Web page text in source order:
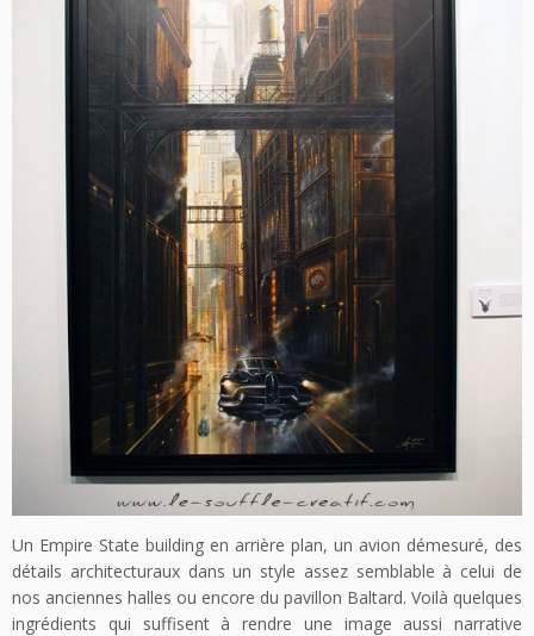
Un Empire State building en arrière plan, un avion démesuré, des
détails architecturaux dans un style assez semblable à celui de
nos anciennes halles ou encore du pavillon Baltard. Voilà quelques
ingrédients qui suffisent à rendre une image aussi narrative